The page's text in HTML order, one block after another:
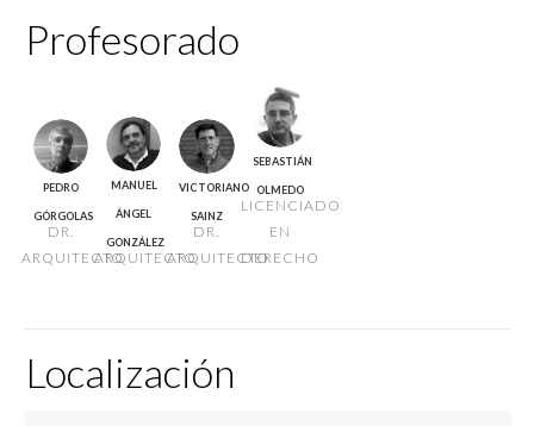
Profesorado
PEDRO
GÓRGOLAS
DR.
ARQUITECTO
MANUEL
ÁNGEL
GONZÁLEZ
ARQUITECTO
VICTORIANO
SAINZ
DR.
ARQUITECTO
SEBASTIÁN
OLMEDO
LICENCIADO
EN
DERECHO
Localización